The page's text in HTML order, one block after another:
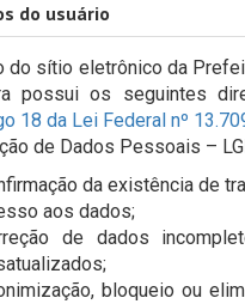
do usuário
do sítio eletrônico da
possui os seguintes
18 da Lei Federal nº
de Dados Pessoais –
da existência de
aos dados;
de dados
bloqueio ou